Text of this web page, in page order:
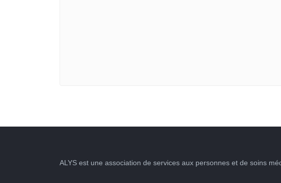
ALYS est une association de services aux personnes et de soins